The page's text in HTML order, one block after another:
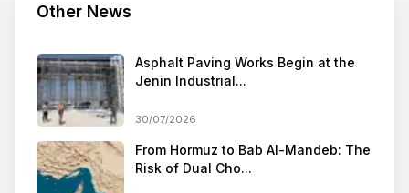
Other News
Asphalt Paving Works Begin at the
Jenin Industrial...
30/07/2026
From Hormuz to Bab Al-Mandeb: The
Risk of Dual Cho...